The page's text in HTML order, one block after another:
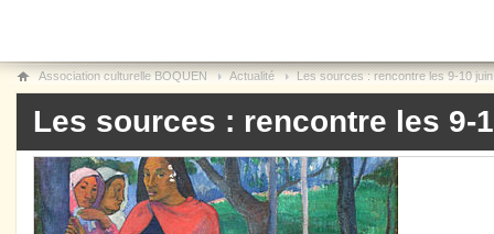
Association culturelle BOQUEN Actualité Les sources : rencontre les 9-10
Les sources : rencontre les 9-